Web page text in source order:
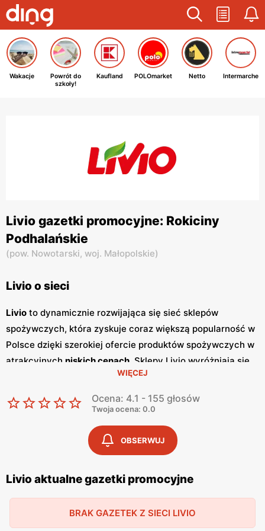
Wakacje
Powrót do
szkoły!
Kaufland POLOmarket Netto Intermarche
Livio gazetki promocyjne: Rokiciny
Podhalańskie
(pow. Nowotarski, woj. Małopolskie)
Livio o sieci
Livio to dynamicznie rozwijająca się sieć sklepów
spożywczych, która zyskuje coraz większą popularność w
Polsce dzięki szerokiej ofercie produktów spożywczych w
atrakcyjnych niskich cenach . Sklepy Livio wyróżniają się
nie tylko bogatym asortymentem, ale także częstymi
, które przyciągają klientów szukających
oszczędności i wysokiej jakości. Regularnie wydawane
informują o aktualnych zniżkach i
ofertach specjalnych, co sprawia, że klienci mogą być na
bieżąco z najnowszymi okazjami zakupowymi. Livio
szczególnie stawia na polskie produkty, co jest wyrazem
ich zaangażowania w wspieranie lokalnych producentów i
produktów. W ofercie sklepów można znaleźć szeroki
WIĘCEJ
Ocena: 4.1 - 155 głosów
Twoja ocena: 0.0
OBSERWUJ
Livio aktualne gazetki promocyjne
BRAK GAZETEK Z SIECI LIVIO